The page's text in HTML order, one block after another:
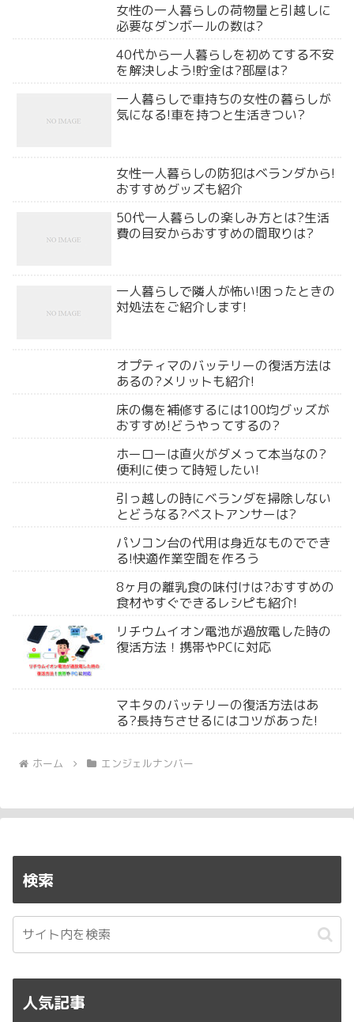
女性の一人暮らしの荷物量と引越しに
必要なダンボールの数は?
40代から一人暮らしを初めてする不安
を解決しよう!貯金は?部屋は?
一人暮らしで車持ちの女性の暮らしが
気になる!車を持つと生活きつい?
女性一人暮らしの防犯はベランダから!
おすすめグッズも紹介
50代一人暮らしの楽しみ方とは?生活
費の目安からおすすめの間取りは?
一人暮らしで隣人が怖い!困ったときの
対処法をご紹介します!
オプティマのバッテリーの復活方法は
あるの?メリットも紹介!
床の傷を補修するには100均グッズが
おすすめ!どうやってするの?
ホーローは直火がダメって本当なの?
便利に使って時短したい!
引っ越しの時にベランダを掃除しない
とどうなる?ベストアンサーは?
パソコン台の代用は身近なものででき
る!快適作業空間を作ろう
8ヶ月の離乳食の味付けは?おすすめの
食材やすぐできるレシピも紹介!
リチウムイオン電池が過放電した時の
復活方法！携帯やPCに対応
マキタのバッテリーの復活方法はあ
る?長持ちさせるにはコツがあった!
ホーム エンジェルナンバー
検索
人気記事